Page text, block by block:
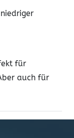
für
auch für